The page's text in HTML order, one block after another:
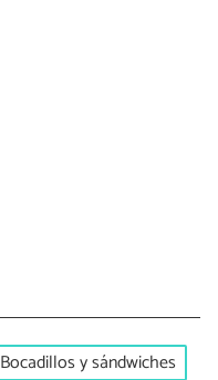
Bocadillos y sándwiches